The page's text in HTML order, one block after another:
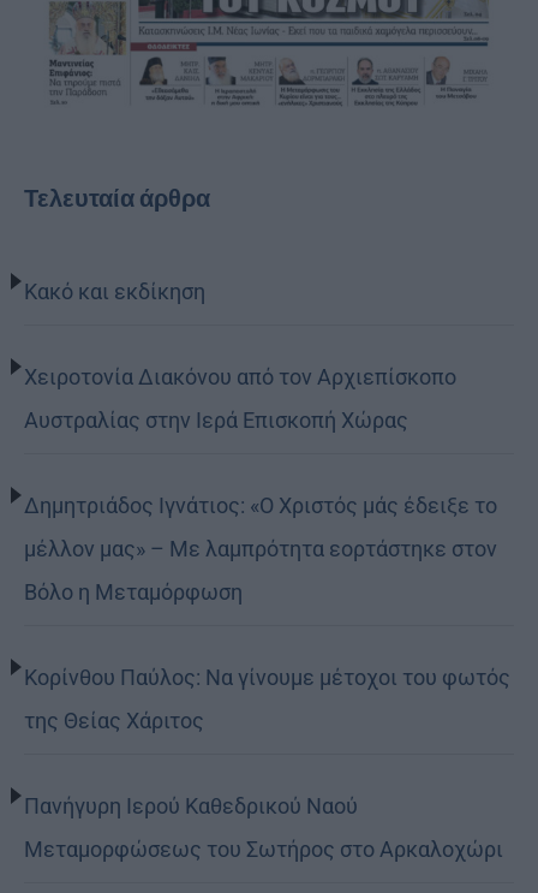
Τελευταία άρθρα
Κακό και εκδίκηση
Χειροτονία Διακόνου από τον Αρχιεπίσκοπο
Αυστραλίας στην Ιερά Επισκοπή Χώρας
Δημητριάδος Ιγνάτιος: «Ο Χριστός μάς έδειξε το
μέλλον μας» – Με λαμπρότητα εορτάστηκε στον
Βόλο η Μεταμόρφωση
Κορίνθου Παύλος: Να γίνουμε μέτοχοι του φωτός
της Θείας Χάριτος
Πανήγυρη Ιερού Καθεδρικού Ναού
Μεταμορφώσεως του Σωτήρος στο Αρκαλοχώρι